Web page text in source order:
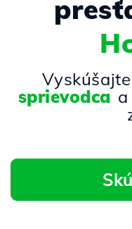
sprievodca